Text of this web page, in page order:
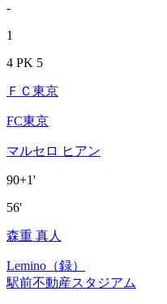
-
1
4 PK 5
ＦＣ東京
FC東京
マルセロ ヒアン
90+1'
56'
森重 真人
Lemino（録）
駅前不動産スタジアム